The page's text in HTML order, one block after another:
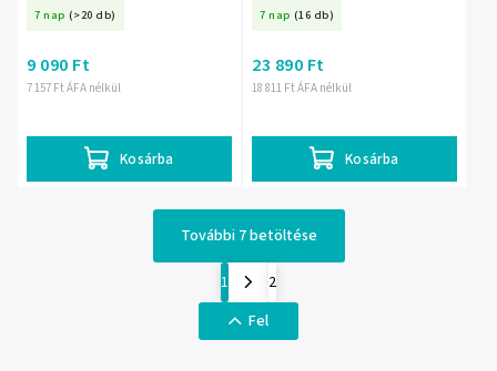
7 nap (>20 db)
7 157 Ft ÁFA nélkül
9 090 Ft
Kosárba
7 nap (16 db)
18 811 Ft ÁFA nélkül
23 890 Ft
Kosárba
További 7 betöltése
1
2
Fel